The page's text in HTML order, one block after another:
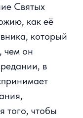
Святых
как её
который
чем он
в
того, чтобы